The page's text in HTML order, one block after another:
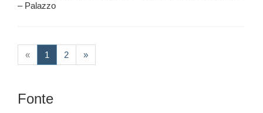
– Palazzo
« 1 (current)
2 »
Fonte